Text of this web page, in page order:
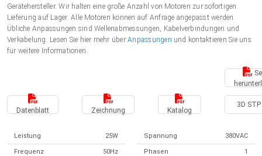
Suomi (EUR)
Svenska (SEK)
Gerätehersteller. Wir halten eine große Anzahl von Motoren zur sofortigen
Lieferung auf Lager. Alle Motoren können auf Anfrage angepasst werden.
Übliche Anpassungen sind Wellenabmessungen, Kabelverbindungen und
Verkabelung. Lesen Sie hier mehr überAnpassungen und kontaktieren Sie uns
für weitere Informationen.
Datenblatt Zeichnung Katalog
3D STP
Leistung 25W Spannung 380VAC
Frequenz 50Hz Phasen 1